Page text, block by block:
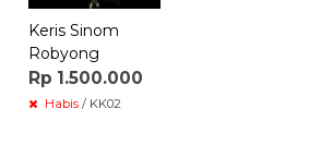
Keris Sinom
Robyong
Rp 1.500.000
Habis / KK02